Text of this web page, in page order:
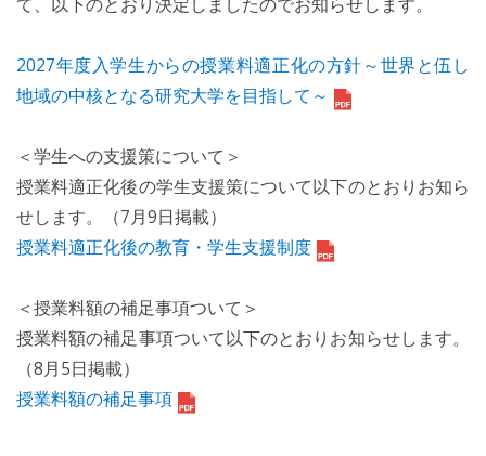
2027年度入学生からの授業料適正化の方針～世界と伍し
地域の中核となる研究大学を目指して～
＜学⽣への⽀援策について＞
授業料適正化後の学⽣⽀援策について以下のとおりお知ら
せします。（7⽉9⽇掲載）
授業料適正化後の教育・学⽣⽀援制度
＜授業料額の補足事項ついて＞
授業料額の補足事項ついて以下のとおりお知らせします。
（8⽉5⽇掲載）
授業料額の補足事項